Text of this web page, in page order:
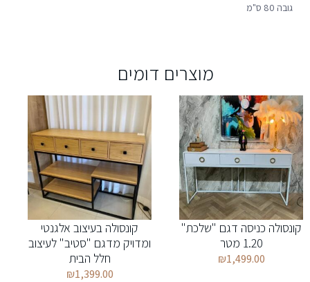
גובה 80 ס"מ
מוצרים דומים
קונסולה כניסה דגם "שלכת"
1.20 מטר
₪1,499.00
קונסולה בעיצוב אלגנטי
ומדויק מדגם "סטיב" לעיצוב
חלל הבית
₪1,399.00